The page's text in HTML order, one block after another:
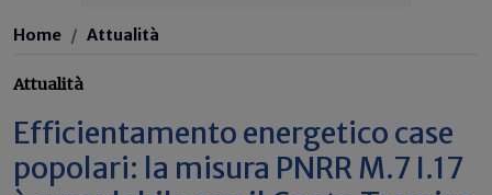
Home Attualità
Attualità
Efficientamento energetico case
popolari: la misura PNRR M.7 I.17